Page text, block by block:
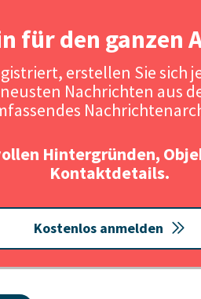
für den ganzen
erstellen Sie sich
Nachrichten aus
Hintergründen,
Kontaktdetails.
Kostenlos anmelden